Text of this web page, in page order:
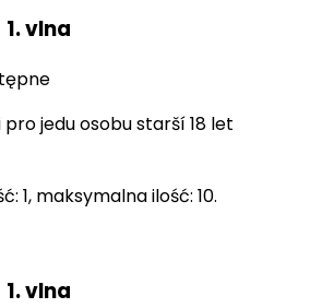
vlna
jedu osobu starší 18 let
1, maksymalna ilość: 10.
vlna